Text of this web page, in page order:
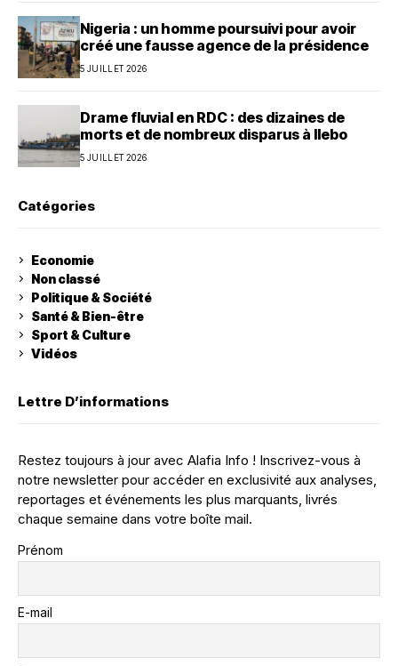
Nigeria : un homme poursuivi pour avoir
créé une fausse agence de la présidence
5 JUILLET 2026
Drame fluvial en RDC : des dizaines de
morts et de nombreux disparus à Ilebo
5 JUILLET 2026
Catégories
Economie
Non classé
Politique & Société
Santé & Bien-être
Sport & Culture
Vidéos
Lettre D’informations
Restez toujours à jour avec Alafia Info ! Inscrivez-vous à
notre newsletter pour accéder en exclusivité aux analyses,
reportages et événements les plus marquants, livrés
chaque semaine dans votre boîte mail.
Prénom
E-mail